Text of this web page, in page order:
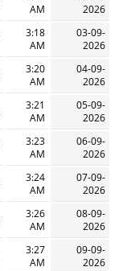
2026
AM
03-09-
2026
3:18
AM
04-09-
2026
3:20
AM
05-09-
2026
3:21
AM
06-09-
2026
3:23
AM
07-09-
2026
3:24
AM
08-09-
2026
3:26
AM
09-09-
2026
3:27
AM